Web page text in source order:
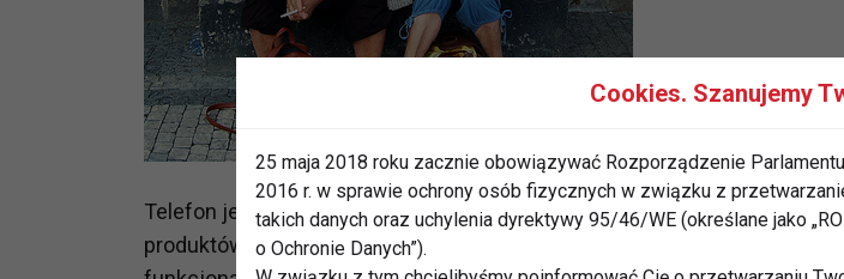
Telefon jest drugim po myPhone 1050 simply przedstawicielem Simple
produktów wprowadzona na rynek przez myPhone, charakteryzująca się
Cookies. Szanujemy
25 maja 2018 roku zacznie obowiązywać Rozporządzenie
2016 r. w sprawie ochrony osób fizycznych w związku z
takich danych oraz uchylenia dyrektywy 95/46/WE (określane jako
o Ochronie Danych”).